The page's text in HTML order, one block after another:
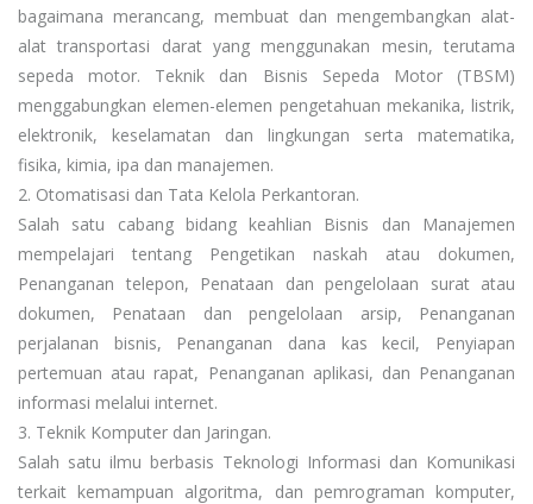
bagaimana merancang, membuat dan mengembangkan alat-
alat transportasi darat yang menggunakan mesin, terutama
sepeda motor. Teknik dan Bisnis Sepeda Motor (TBSM)
menggabungkan elemen-elemen pengetahuan mekanika, listrik,
elektronik, keselamatan dan lingkungan serta matematika,
fisika, kimia, ipa dan manajemen.
2. Otomatisasi dan Tata Kelola Perkantoran.
Salah satu cabang bidang keahlian Bisnis dan Manajemen
mempelajari tentang Pengetikan naskah atau dokumen,
Penanganan telepon, Penataan dan pengelolaan surat atau
dokumen, Penataan dan pengelolaan arsip, Penanganan
perjalanan bisnis, Penanganan dana kas kecil, Penyiapan
pertemuan atau rapat, Penanganan aplikasi, dan Penanganan
informasi melalui internet.
3. Teknik Komputer dan Jaringan.
Salah satu ilmu berbasis Teknologi Informasi dan Komunikasi
terkait kemampuan algoritma, dan pemrograman komputer,